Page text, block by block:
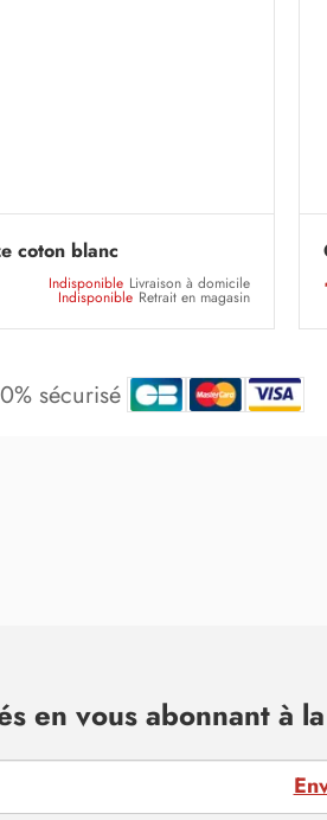
coton blanc
Indisponible Livraison à domicile
Indisponible Retrait en magasin
sécurisé
en vous abonnant à